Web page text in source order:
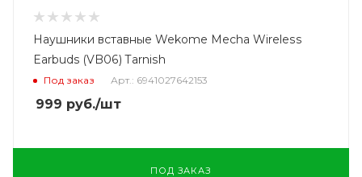
Наушники вставные Wekome Mecha Wireless
Earbuds (VB06) Tarnish
Под заказ Арт.: 6941027642153
999 руб./шт
ПОД ЗАКАЗ